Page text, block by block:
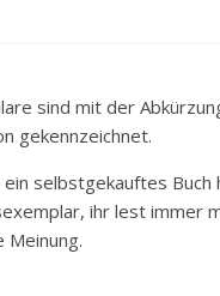
sind mit der
gekennzeichnet.
ein selbstgekauftes
ihr lest immer
Meinung.